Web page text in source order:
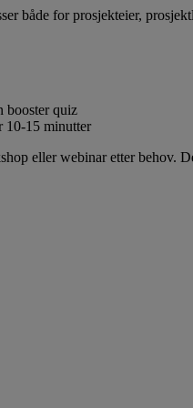
både for prosjekteier,
booster quiz
10-15 minutter
eller webinar etter behov.